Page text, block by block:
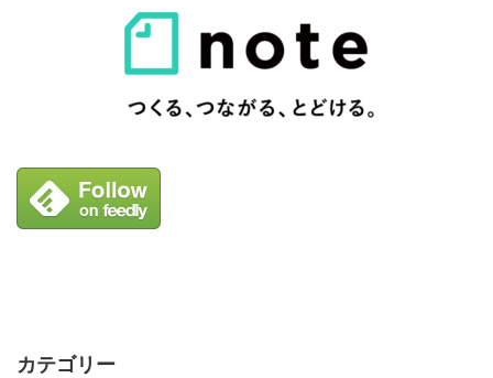
カテゴリー